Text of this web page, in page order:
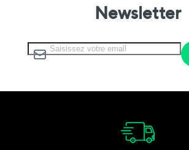
Newsletter
Inscription à notre lettre